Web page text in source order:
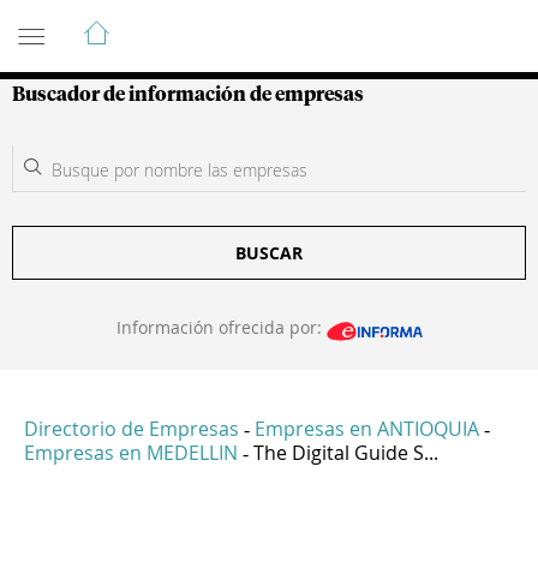
Guía de Empresas Colombianas
Buscador de información de empresas
BUSCAR
Información ofrecida por:
Directorio de Empresas - Empresas en ANTIOQUIA -
Empresas en MEDELLIN - The Digital Guide S...